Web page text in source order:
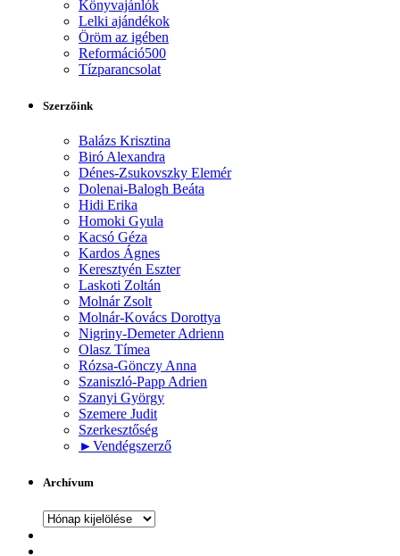
Könyvajánlók
Lelki ajándékok
Öröm az igében
Reformáció500
Tízparancsolat
Szerzőink
Balázs Krisztina
Biró Alexandra
Dénes-Zsukovszky Elemér
Dolenai-Balogh Beáta
Hidi Erika
Homoki Gyula
Kacsó Géza
Kardos Ágnes
Keresztyén Eszter
Laskoti Zoltán
Molnár Zsolt
Molnár-Kovács Dorottya
Nigriny-Demeter Adrienn
Olasz Tímea
Rózsa-Gönczy Anna
Szaniszló-Papp Adrien
Szanyi György
Szemere Judit
Szerkesztőség
►Vendégszerző
Archívum
Archívum